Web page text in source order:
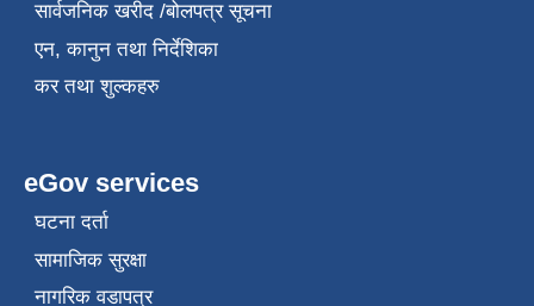
सार्वजनिक खरीद /बोलपत्र सूचना
एन, कानुन तथा निर्देशिका
कर तथा शुल्कहरु
eGov services
घटना दर्ता
सामाजिक सुरक्षा
नागरिक वडापत्र